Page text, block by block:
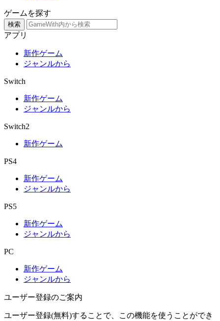
ゲームを探す
検索
アプリ
新作ゲーム
ジャンルから
Switch
新作ゲーム
ジャンルから
Switch2
新作ゲーム
PS4
新作ゲーム
ジャンルから
PS5
新作ゲーム
ジャンルから
PC
新作ゲーム
ジャンルから
ユーザー登録のご案内
ユーザー登録(無料)することで、この機能を使うことができ